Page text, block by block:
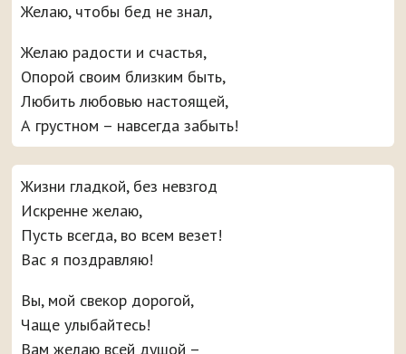
Желаю, чтобы бед не знал,
Желаю радости и счастья,
Опорой своим близким быть,
Любить любовью настоящей,
А грустном – навсегда забыть!
Жизни гладкой, без невзгод
Искренне желаю,
Пусть всегда, во всем везет!
Вас я поздравляю!
Вы, мой свекор дорогой,
Чаще улыбайтесь!
Вам желаю всей душой –